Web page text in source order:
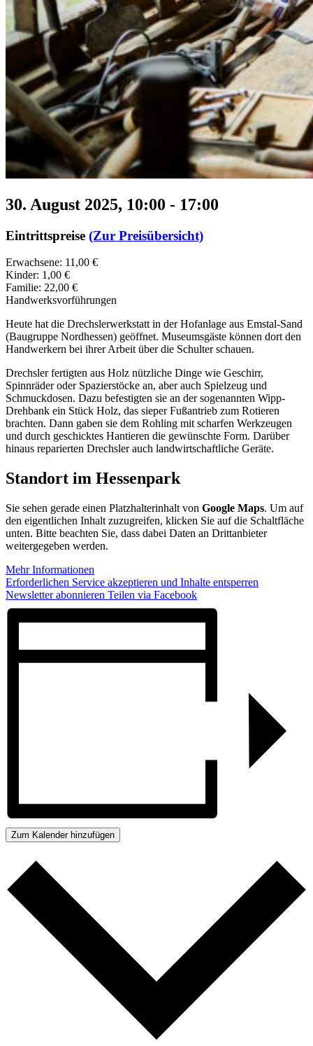
30. August 2025, 10:00 - 17:00
Eintrittspreise (Zur Preisübersicht)
Erwachsene: 11,00 €
Kinder: 1,00 €
Familie: 22,00 €
Handwerksvorführungen
Heute hat die Drechslerwerkstatt in der Hofanlage aus Emstal-Sand
(Baugruppe Nordhessen) geöffnet. Museumsgäste können dort den
Handwerkern bei ihrer Arbeit über die Schulter schauen.
Drechsler fertigten aus Holz nützliche Dinge wie Geschirr,
Spinnräder oder Spazierstöcke an, aber auch Spielzeug und
Schmuckdosen. Dazu befestigten sie an der sogenannten Wipp-
Drehbank ein Stück Holz, das sieper Fußantrieb zum Rotieren
brachten. Dann gaben sie dem Rohling mit scharfen Werkzeugen
und durch geschicktes Hantieren die gewünschte Form. Darüber
hinaus reparierten Drechsler auch landwirtschaftliche Geräte.
Standort im Hessenpark
Sie sehen gerade einen Platzhalterinhalt von Google Maps. Um auf
den eigentlichen Inhalt zuzugreifen, klicken Sie auf die Schaltfläche
unten. Bitte beachten Sie, dass dabei Daten an Drittanbieter
weitergegeben werden.
Mehr Informationen
Erforderlichen Service akzeptieren und Inhalte entsperren
Newsletter abonnieren Teilen via Facebook
Zum Kalender hinzufügen